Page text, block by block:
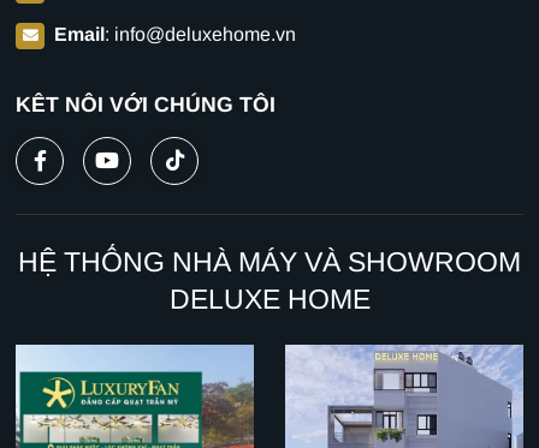
Email: info@deluxehome.vn
KẾT NỐI VỚI CHÚNG TÔI
HỆ THỐNG NHÀ MÁY VÀ SHOWROOM
DELUXE HOME